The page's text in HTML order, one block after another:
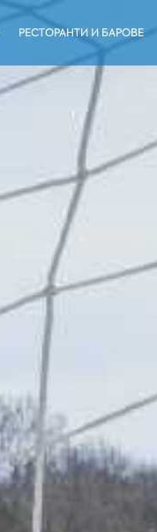
РЕСТОРАНТИ И БАРОВЕ